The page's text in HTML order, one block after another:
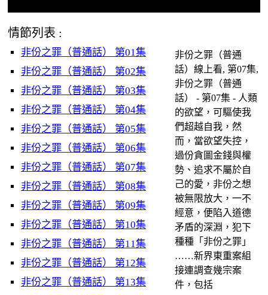
情節列表 :
非份之罪（普通話） 第01集
非份之罪（普通話） 第02集
非份之罪（普通話） 第03集
非份之罪（普通話） 第04集
非份之罪（普通話） 第05集
非份之罪（普通話） 第06集
非份之罪（普通話） 第07集
非份之罪（普通話） 第08集
非份之罪（普通話） 第09集
非份之罪（普通話） 第10集
非份之罪（普通話） 第11集
非份之罪（普通話） 第12集
非份之罪（普通話） 第13集
非份之罪（普通
話）線上看, 第07集,
非份之罪（普通
話） - 第07集 - 人類
的欲望，可驅使我
們超越自我，然
而，當欲望失控，
過份貪圖金錢與權
勢、追求不屬於自
己的愛，非份之想
被無限放大，一不
經意，便陷入道德
矛盾的深淵，犯下
種種「非份之罪」
……新界東重案組
接連調查幾宗案
件，包括